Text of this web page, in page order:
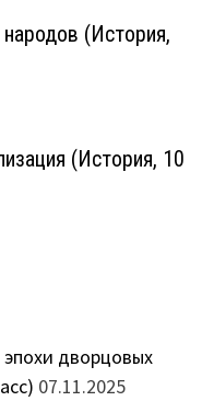
(История,
(История, 10
дворцовых
07.11.2025